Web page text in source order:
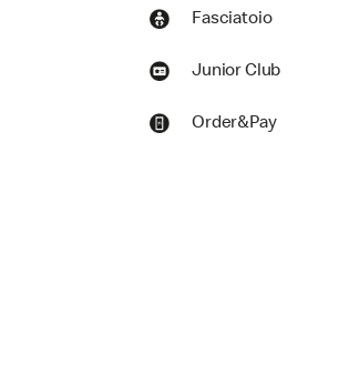
Fasciatoio
Junior Club
Order&Pay